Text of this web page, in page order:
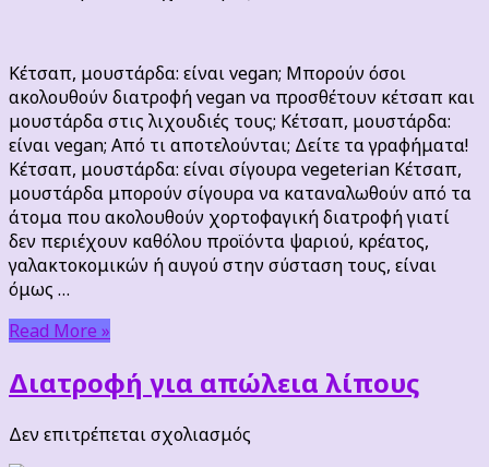
είναι
vegan;
Κέτσαπ, μουστάρδα: είναι vegan; Μπορούν όσοι
ακολουθούν διατροφή vegan να προσθέτουν κέτσαπ και
μουστάρδα στις λιχουδιές τους; Κέτσαπ, μουστάρδα:
είναι vegan; Από τι αποτελούνται; Δείτε τα γραφήματα!
Κέτσαπ, μουστάρδα: είναι σίγουρα vegeterian Κέτσαπ,
μουστάρδα μπορούν σίγουρα να καταναλωθούν από τα
άτομα που ακολουθούν χορτοφαγική διατροφή γιατί
δεν περιέχουν καθόλου προϊόντα ψαριού, κρέατος,
γαλακτοκομικών ή αυγού στην σύσταση τους, είναι
όμως …
Read More »
Διατροφή για απώλεια λίπους
Δεν επιτρέπεται σχολιασμός